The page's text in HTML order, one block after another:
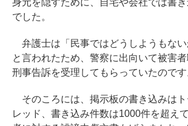
でした。
弁護士は「民事ではどうしようもない
と言われたため、警察に出向いて被害者
刑事告訴を受理してもらっていたのです
そのころには、掲示板の書き込みはト
レッド、書き込み件数は1000件を超え